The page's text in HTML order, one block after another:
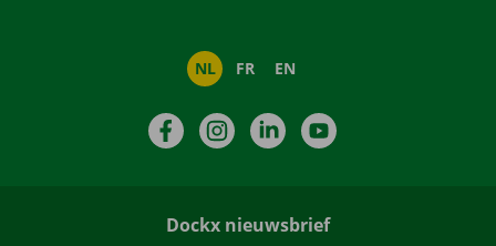
NL FR EN
FacebookInstagramLinkedIn
Dockx nieuwsbrief